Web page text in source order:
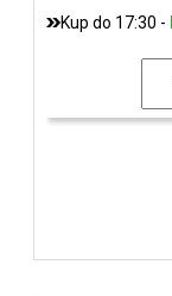
Kup do 17:30 -